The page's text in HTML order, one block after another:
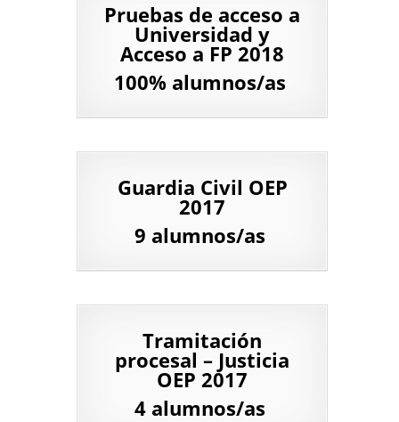
Pruebas de acceso a
Universidad y
Acceso a FP 2018
100% alumnos/as
Guardia Civil OEP
2017
9 alumnos/as
Tramitación
procesal – Justicia
OEP 2017
4 alumnos/as